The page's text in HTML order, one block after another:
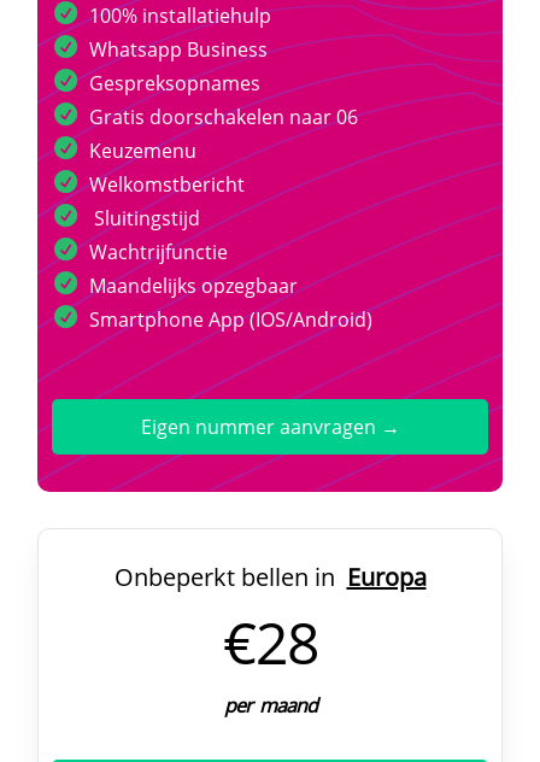
100% installatiehulp
Whatsapp Business
Gespreksopnames
Gratis doorschakelen naar 06
Keuzemenu
Welkomstbericht
Sluitingstijd
Wachtrijfunctie
Maandelijks opzegbaar
Smartphone App (IOS/Android)
Eigen nummer aanvragen →
Onbeperkt bellen in Europa
€28
per maand